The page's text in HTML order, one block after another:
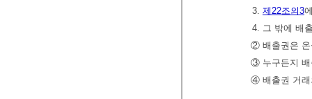
3. 제22조의3
4. 그 밖에 배
② 배출권은
③ 누구든지 배
④ 배출권 거래